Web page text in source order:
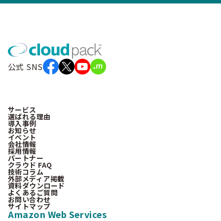
公式 SNS
サービス
選ばれる理由
導入事例
お知らせ
イベント
会社情報
採用情報
パートナー
クラウド FAQ
技術コラム
外部メディア掲載
資料ダウンロード
よくあるご質問
お問い合わせ
サイトマップ
Amazon Web Services